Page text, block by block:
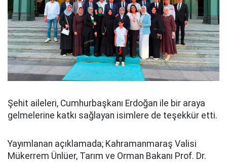
Şehit aileleri, Cumhurbaşkanı Erdoğan ile bir araya
gelmelerine katkı sağlayan isimlere de teşekkür etti.
Yayımlanan açıklamada; Kahramanmaraş Valisi
Mükerrem Ünlüer, Tarım ve Orman Bakanı Prof. Dr.